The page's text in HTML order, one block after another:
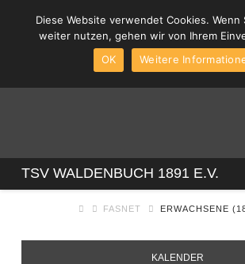
TSV
TSV WALDENBUCH 1891 E.V.
FASNET ERWACHSENE
KALENDER
Diese Website verwendet Cookies. Wenn
weiter nutzen, gehen wir von Ihrem
OK
Weitere